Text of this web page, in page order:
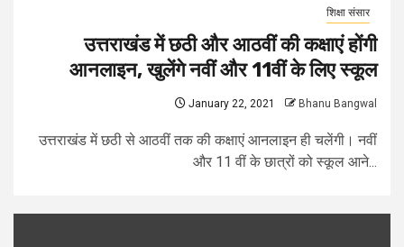
शिक्षा संसार
उत्तराखंड में छठी और आठवीं की कक्षाएं होंगी
आनलाइन, खुलेंगे नवीं और 11वीं के लिए स्कूल
January 22, 2021 Bhanu Bangwal
उत्तराखंड में छठी से आठवीं तक की कक्षाएं आनलाइन ही चलेंगी। नवीं
और 11 वीं के छात्रों को स्कूल आने...